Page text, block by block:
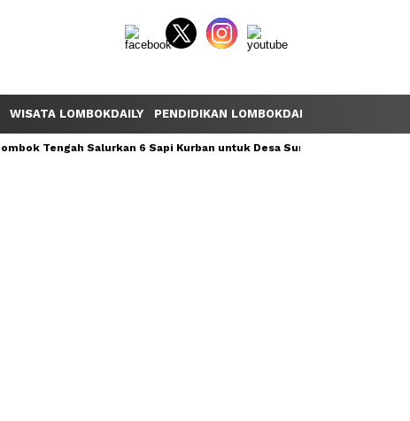
WISATA LOMBOKDAILY PENDIDIKAN LOMBOKDAILY
Tengah Salurkan 6 Sapi Kurban untuk Desa Sumber Mata Air